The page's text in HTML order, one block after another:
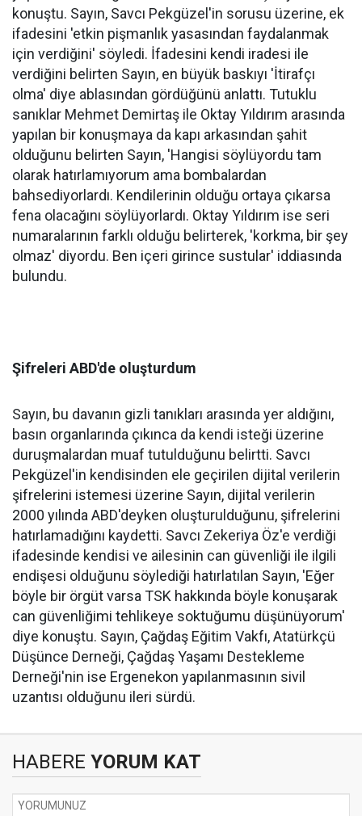
konuştu. Sayın, Savcı Pekgüzel'in sorusu üzerine, ek
ifadesini 'etkin pişmanlık yasasından faydalanmak
için verdiğini' söyledi. İfadesini kendi iradesi ile
verdiğini belirten Sayın, en büyük baskıyı 'İtirafçı
olma' diye ablasından gördüğünü anlattı. Tutuklu
sanıklar Mehmet Demirtaş ile Oktay Yıldırım arasında
yapılan bir konuşmaya da kapı arkasından şahit
olduğunu belirten Sayın, 'Hangisi söylüyordu tam
olarak hatırlamıyorum ama bombalardan
bahsediyorlardı. Kendilerinin olduğu ortaya çıkarsa
fena olacağını söylüyorlardı. Oktay Yıldırım ise seri
numaralarının farklı olduğu belirterek, 'korkma, bir şey
olmaz' diyordu. Ben içeri girince sustular' iddiasında
bulundu.
Şifreleri ABD'de oluşturdum
Sayın, bu davanın gizli tanıkları arasında yer aldığını,
basın organlarında çıkınca da kendi isteği üzerine
duruşmalardan muaf tutulduğunu belirtti. Savcı
Pekgüzel'in kendisinden ele geçirilen dijital verilerin
şifrelerini istemesi üzerine Sayın, dijital verilerin
2000 yılında ABD'deyken oluşturulduğunu, şifrelerini
hatırlamadığını kaydetti. Savcı Zekeriya Öz'e verdiği
ifadesinde kendisi ve ailesinin can güvenliği ile ilgili
endişesi olduğunu söylediği hatırlatılan Sayın, 'Eğer
böyle bir örgüt varsa TSK hakkında böyle konuşarak
can güvenliğimi tehlikeye soktuğumu düşünüyorum'
diye konuştu. Sayın, Çağdaş Eğitim Vakfı, Atatürkçü
Düşünce Derneği, Çağdaş Yaşamı Destekleme
Derneği'nin ise Ergenekon yapılanmasının sivil
uzantısı olduğunu ileri sürdü.
HABERE YORUM KAT